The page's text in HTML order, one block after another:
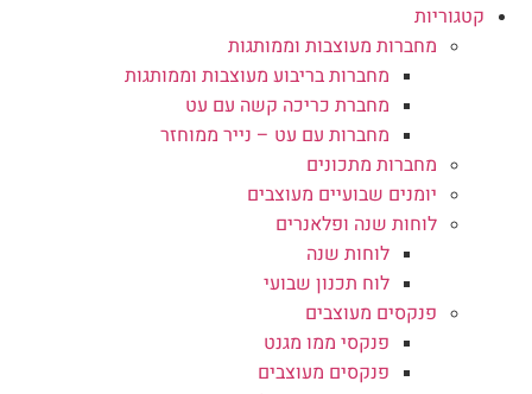
קטגוריות
מחברות מעוצבות וממותגות
מחברות בריבוע מעוצבות וממותגות
מחברת כריכה קשה עם עט
מחברות עם עט – נייר ממוחזר
מחברות מתכונים
יומנים שבועיים מעוצבים
לוחות שנה ופלאנרים
לוחות שנה
לוח תכנון שבועי
פנקסים מעוצבים
פנקסי ממו מגנט
פנקסים מעוצבים